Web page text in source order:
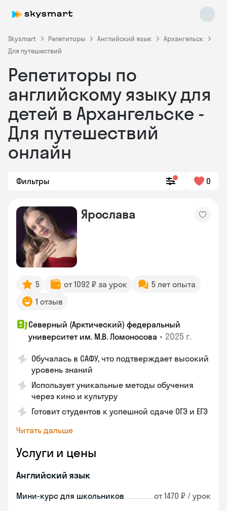
Skysmart Репетиторы Английский язык
Архангельск
Для путешествий
Репетиторы по
английскому языку для
детей в Архангельске -
Для путешествий
онлайн
Фильтры 0
Ярослава
5 от 1092 ₽ за урок
5 лет опыта
1 отзыв
Северный (Арктический) федеральный
университет им. М.В. Ломоносова • 2025 г.
Обучалась в САФУ, что подтверждает высокий
уровень знаний
Использует уникальные методы обучения
через кино и культуру
Готовит студентов к успешной сдаче ОГЭ и ЕГЭ
Читать дальше
Услуги и цены
Английский язык
Мини-курс для школьников от 1470 ₽ / урок
Skysmart Chat